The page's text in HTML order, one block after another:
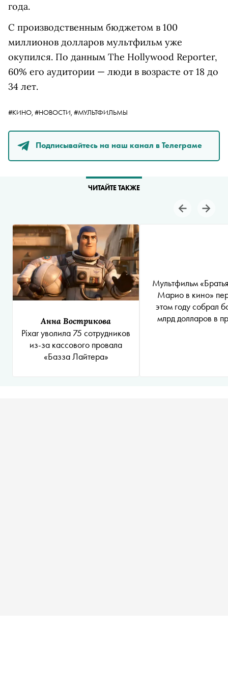
года.
С производственным бюджетом в 100
миллионов долларов мультфильм уже
окупился. По данным The Hollywood Reporter,
60% его аудитории — люди в возрасте от 18 до
34 лет.
#КИНО, #НОВОСТИ, #МУЛЬТФИЛЬМЫ
Подписывайтесь на наш канал в Телеграме
ЧИТАЙТЕ ТАКЖЕ
Анна Вострикова
Pixar уволила 75 сотрудников
из-за кассового провала
«Базза Лайтера»
Мультфильм
Марио в кино»
этом году собрал
млрд долларов в